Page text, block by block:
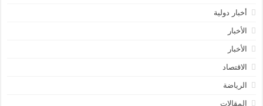
أخبار دولية
الأخبار
الأخبار
الاقتصاد
الرياضة
المقالات